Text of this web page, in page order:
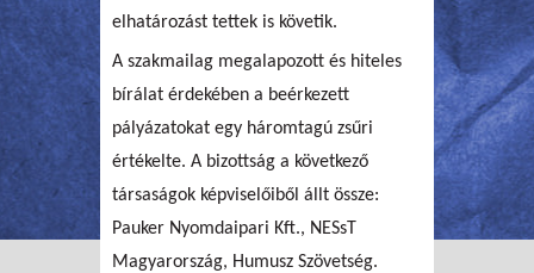
elhatározást tettek is követik.
A szakmailag megalapozott és hiteles
bírálat érdekében a beérkezett
pályázatokat egy háromtagú zsűri
értékelte. A bizottság a következő
társaságok képviselőiből állt össze:
Pauker Nyomdaipari Kft., NESsT
Magyarország, Humusz Szövetség.